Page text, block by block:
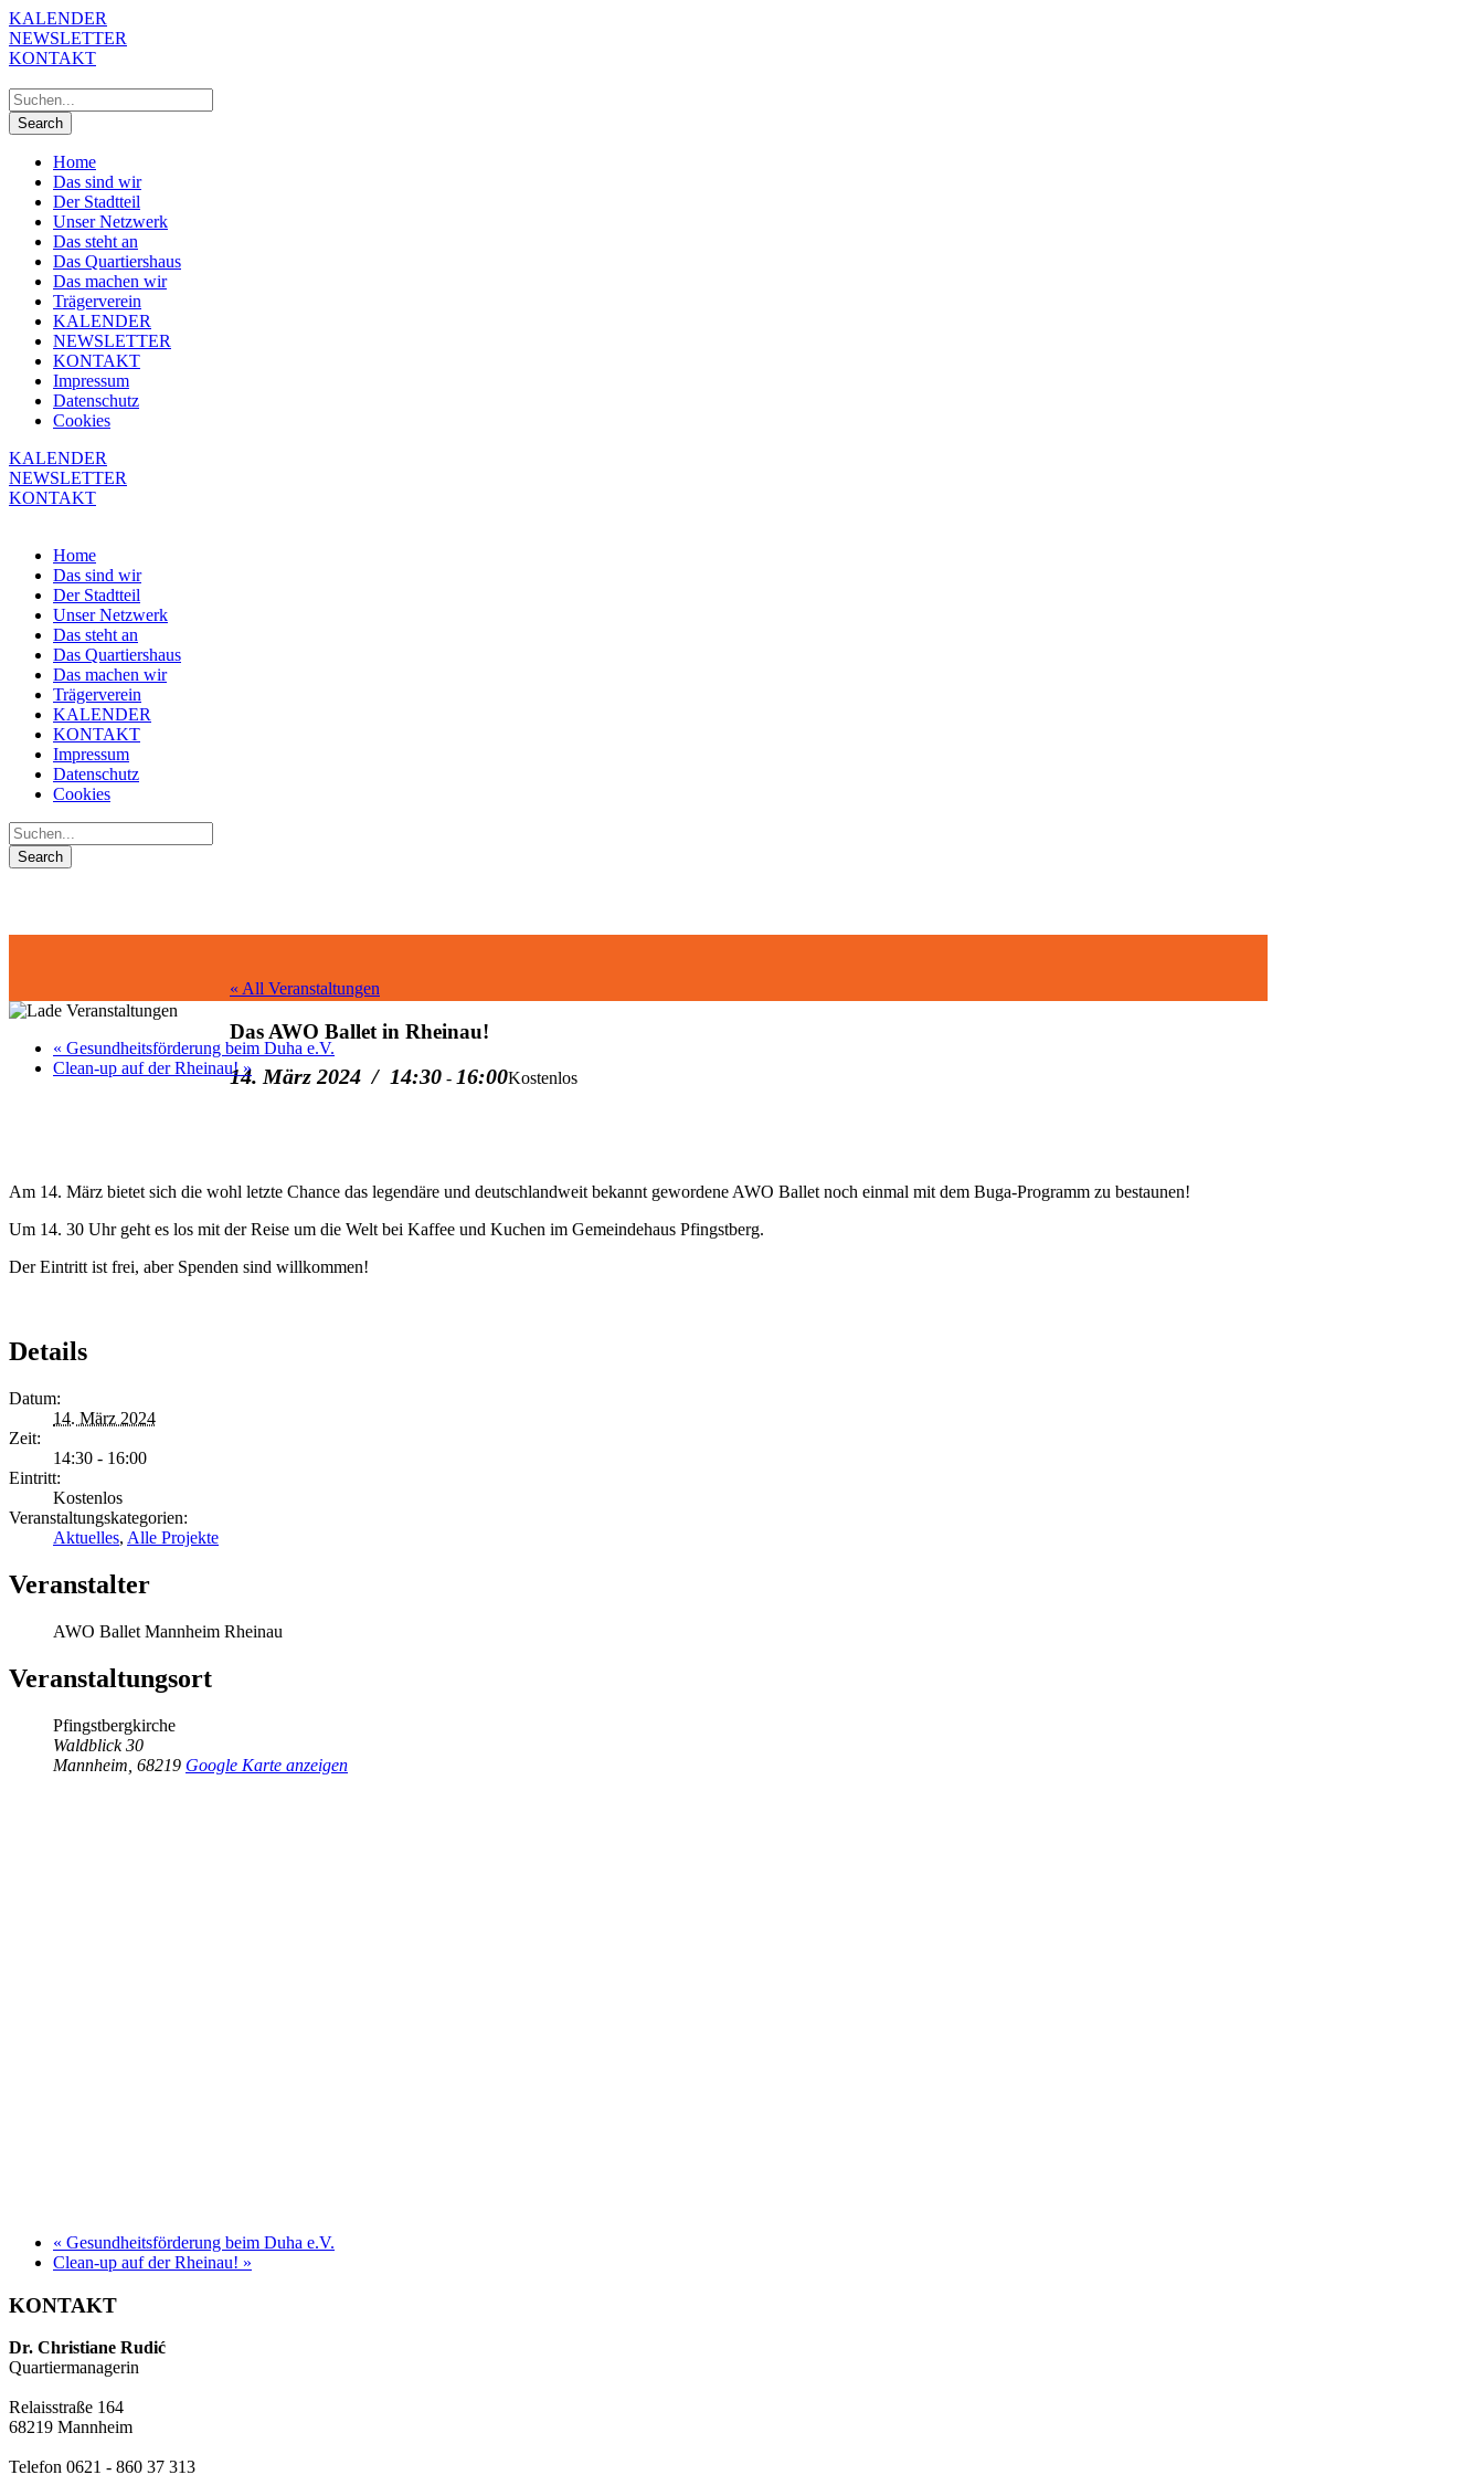
KALENDER
NEWSLETTER
KONTAKT
Home
Das sind wir
Der Stadtteil
Unser Netzwerk
Das steht an
Das Quartiershaus
Das machen wir
Trägerverein
KALENDER
NEWSLETTER
KONTAKT
Impressum
Datenschutz
Cookies
KALENDER
NEWSLETTER
KONTAKT
Home
Das sind wir
Der Stadtteil
Unser Netzwerk
Das steht an
Das Quartiershaus
Das machen wir
Trägerverein
KALENDER
KONTAKT
Impressum
Datenschutz
Cookies
« All Veranstaltungen
Das AWO Ballet in Rheinau!
14. März 2024 / 14:30 - 16:00Kostenlos
« Gesundheitsförderung beim Duha e.V.
Clean-up auf der Rheinau! »
Am 14. März bietet sich die wohl letzte Chance das legendäre und deutschlandweit bekannt gewordene AWO Ballet noch einmal mit dem Buga-Programm zu bestaunen!
Um 14. 30 Uhr geht es los mit der Reise um die Welt bei Kaffee und Kuchen im Gemeindehaus Pfingstberg.
Der Eintritt ist frei, aber Spenden sind willkommen!
Details
Datum:
14. März 2024
Zeit:
14:30 - 16:00
Eintritt:
Kostenlos
Veranstaltungskategorien:
Aktuelles, Alle Projekte
Veranstalter
AWO Ballet Mannheim Rheinau
Veranstaltungsort
Pfingstbergkirche
Waldblick 30
Mannheim 68219 Google Karte anzeigen
« Gesundheitsförderung beim Duha e.V.
Clean-up auf der Rheinau! »
KONTAKT
Dr. Christiane Rudić
Quartiermanagerin
Relaisstraße 164
68219 Mannheim
Telefon 0621 - 860 37 313